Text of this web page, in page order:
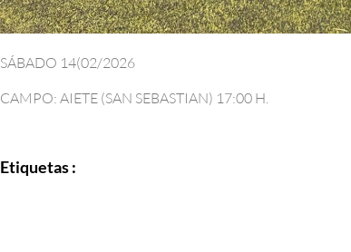
SÁBADO 14(02/2026
CAMPO: AIETE (SAN SEBASTIAN) 17:00 H.
Etiquetas :